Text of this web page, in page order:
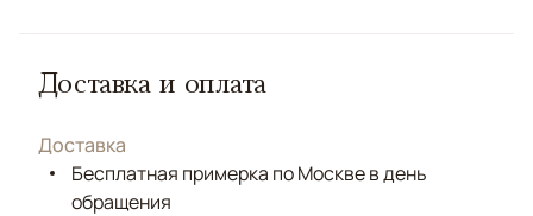
Доставка и оплата
Доставка
Бесплатная примерка по Москве в день
обращения